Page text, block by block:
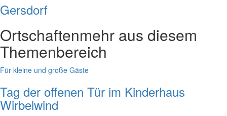
Gersdorf
Ortschaftenmehr aus diesem
Themenbereich
Für kleine und große Gäste
Tag der offenen Tür im Kinderhaus
Wirbelwind